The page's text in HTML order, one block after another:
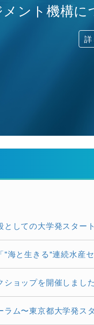
ント機構に
としての大学発スター
海と生きる"連続水産
ョップを開催しました
ム〜東京都大学発ス